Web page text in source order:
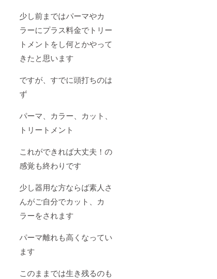
少し前まではパーマやカ
ラーにプラス料金でトリー
トメントをし何とかやって
きたと思います
ですが、すでに頭打ちのは
ず
パーマ、カラー、カット、
トリートメント
これができれば大丈夫！の
感覚も終わりです
少し器用な方ならば素人さ
んがご自分でカット、カ
ラーをされます
パーマ離れも高くなってい
ます
このままでは生き残るのも